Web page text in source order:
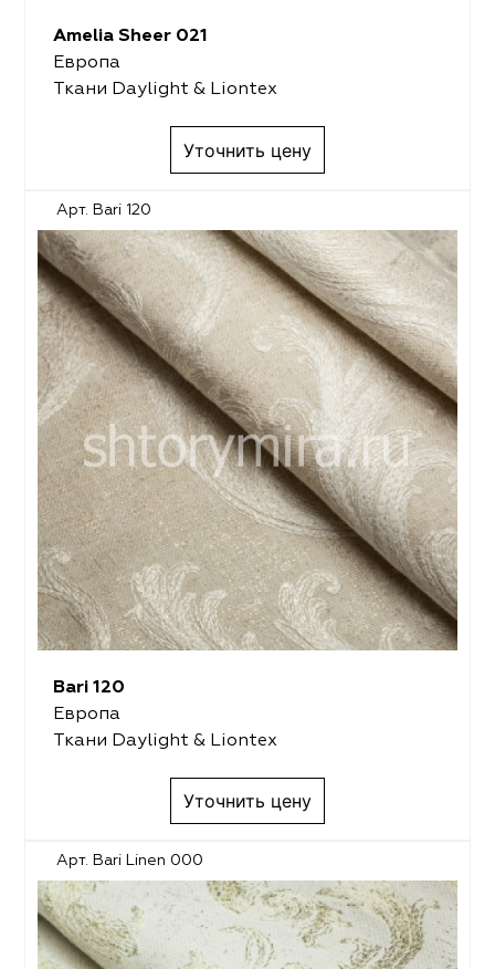
Amelia Sheer 021
Европа
Ткани Daylight & Liontex
Уточнить цену
Арт. Bari 120
Bari 120
Европа
Ткани Daylight & Liontex
Уточнить цену
Арт. Bari Linen 000